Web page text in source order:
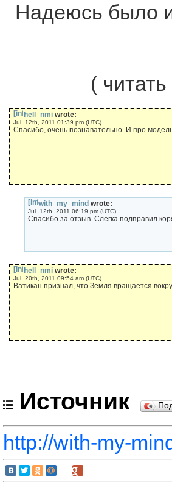
Надеюсь было
(
hell_nmi wrote:
Jul. 12th, 2011 01:39 pm (UTC)
Спасибо, очень познавательно. И про
with_my_mind wrote:
Jul. 12th, 2011 06:19 pm (UTC)
Спасибо за отзыв. Слегка подправил
hell_nmi wrote:
Jul. 20th, 2011 09:54 am (UTC)
Ватикан признал, что Земля вращается
Источник
http://with-my-